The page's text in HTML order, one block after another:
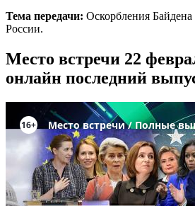
Тема передачи: Оскорбления Байдена
России.
Место встречи 22
онлайн последний